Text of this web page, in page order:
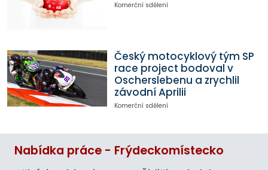
Komerční sdělení
Český motocyklový tým SP
race project bodoval v
Oscherslebenu a zrychlil
závodní Aprilii
Komerční sdělení
Nabídka práce - Frýdeckomístecko